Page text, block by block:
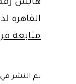
القاهره
متابعة
تم النشر في